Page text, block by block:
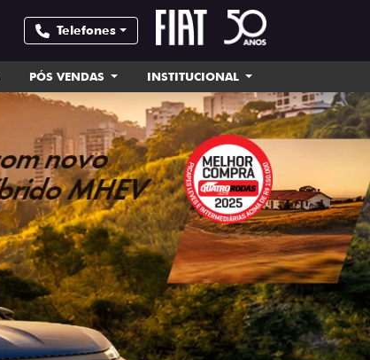
Telefones
PÓS VENDAS INSTITUCIONAL